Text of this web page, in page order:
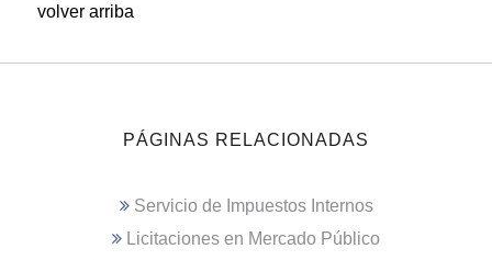
volver arriba
PÁGINAS RELACIONADAS
Servicio de Impuestos Internos
Licitaciones en Mercado Público